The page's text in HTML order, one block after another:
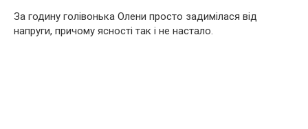
За годину голівонька Олени просто задимілася від
напруги, причому ясності так і не настало.